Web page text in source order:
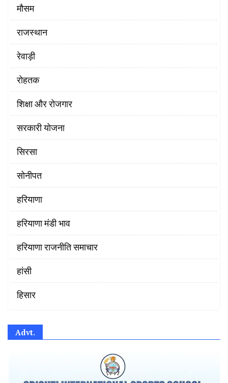
मौसम
राजस्थान
रेवाड़ी
रोहतक
शिक्षा और रोजगार
सरकारी योजना
सिरसा
सोनीपत
हरियाणा
हरियाणा मंडी भाव
हरियाणा राजनीति समाचार
हांसी
हिसार
Advt.